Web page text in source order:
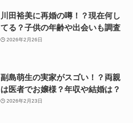
川田裕美に再婚の噂！？現在何し
てる？子供の年齢や出会いも調査
2026年2月26日
副島萌生の実家がスゴい！？両親
は医者でお嬢様？年収や結婚は？
2026年2月23日